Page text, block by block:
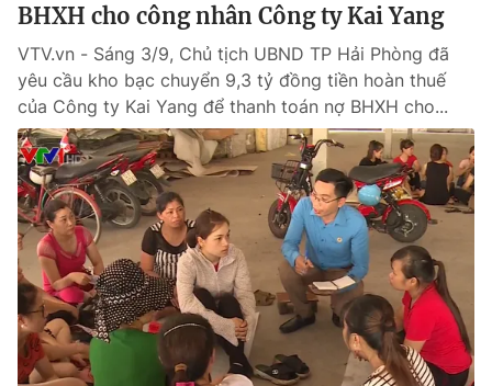
Liên hệ tòa soạn English
THỜI BÁO VTV
Theo dõi báo trên
Cơ quan chủ quản: Đài Truyền hình Việt Nam
BHXH cho công nhân Công ty Kai Yang
VTV.vn - Sáng 3/9, Chủ tịch UBND TP Hải Phòng đã
yêu cầu kho bạc chuyển 9,3 tỷ đồng tiền hoàn thuế
của Công ty Kai Yang để thanh toán nợ BHXH cho...